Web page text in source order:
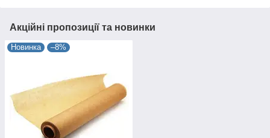
Акційні пропозиції та новинки
Новинка –8%